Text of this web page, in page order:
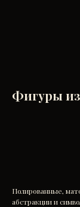
Фигуры
Полированные,
абстракции и